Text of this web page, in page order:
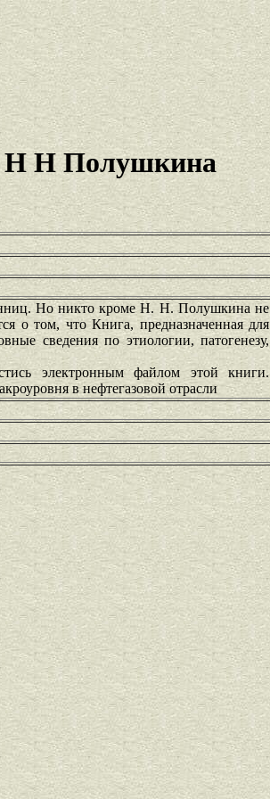
Н Н Полушкина
Но никто кроме Н. Н. Полушкина не
о том, что Книга, предназначенная для
сведения по этиологии, патогенезу,
электронным файлом этой книги.
в нефтегазовой отрасли